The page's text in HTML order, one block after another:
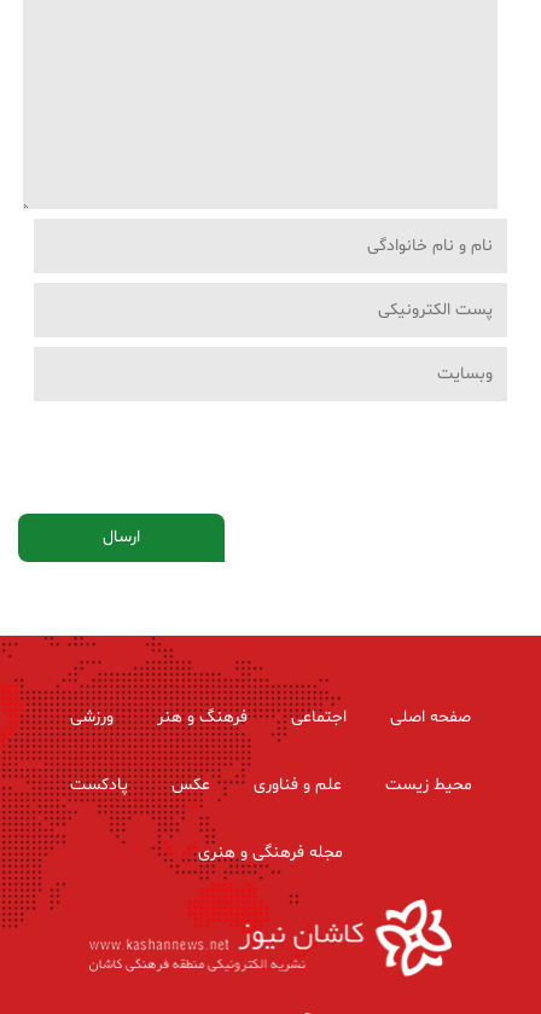
صفحه اصلی اجتماعی فرهنگ و هنر ورزشی
محیط زیست علم و فناوری عکس پادکست
مجله فرهنگی و هنری